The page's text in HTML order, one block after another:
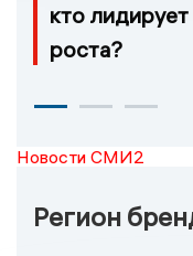
кто
роста?
Новости СМИ2
Регион